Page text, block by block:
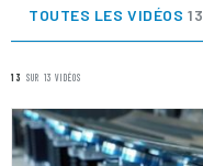
TOUTES LES VIDÉOS13
13 SUR 13 VIDÉOS